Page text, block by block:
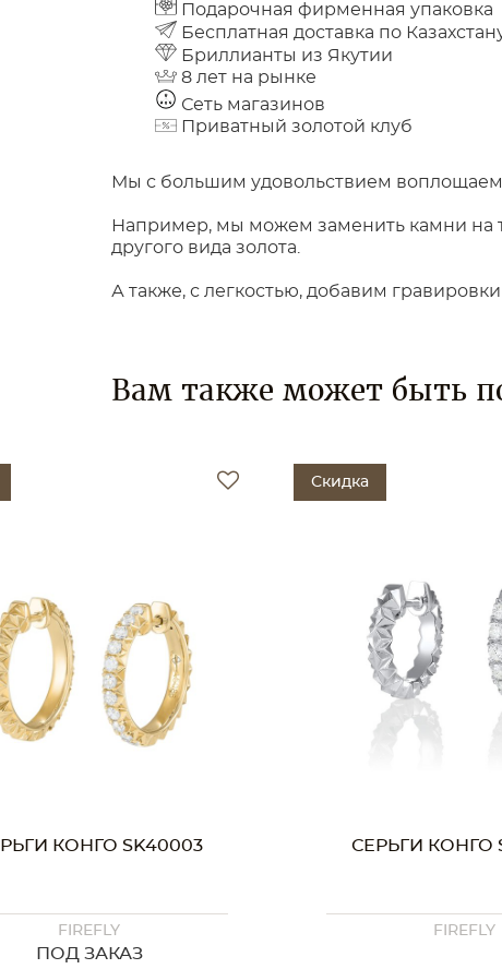
Подарочная фирменная упаковка
Бесплатная доставка по
Бриллианты из Якутии
8 лет на рынке
Сеть магазинов
Приватный золотой клуб
Мы с большим удовольствием воплощаем
Например, мы можем заменить камни на
другого вида золота.
А также, с легкостью, добавим
Вам также может быть
КОНГО SK40003
FIREFLY
ПОД ЗАКАЗ
Скидка
СЕРЬГИ КОНГО
FIREFLY